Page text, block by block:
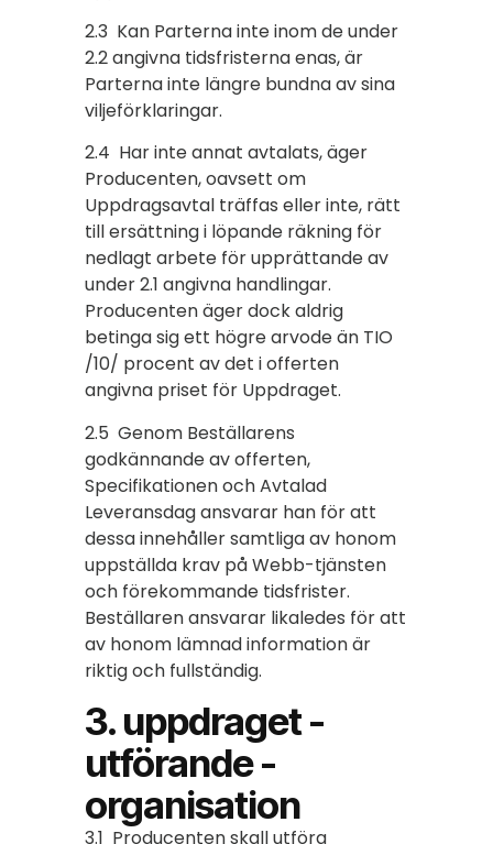
2.3 Kan Parterna inte inom de under
2.2 angivna tidsfristerna enas, är
Parterna inte längre bundna av sina
viljeförklaringar.
2.4 Har inte annat avtalats, äger
Producenten, oavsett om
Uppdragsavtal träffas eller inte, rätt
till ersättning i löpande räkning för
nedlagt arbete för upprättande av
under 2.1 angivna handlingar.
Producenten äger dock aldrig
betinga sig ett högre arvode än TIO
/10/ procent av det i offerten
angivna priset för Uppdraget.
2.5 Genom Beställarens
godkännande av offerten,
Specifikationen och Avtalad
Leveransdag ansvarar han för att
dessa innehåller samtliga av honom
uppställda krav på Webb-tjänsten
och förekommande tidsfrister.
Beställaren ansvarar likaledes för att
av honom lämnad information är
riktig och fullständig.
3. uppdraget -
utförande -
organisation
3.1 Producenten skall utföra